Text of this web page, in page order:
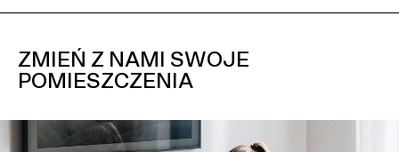
ZMIEŃ Z NAMI SWOJE
POMIESZCZENIA